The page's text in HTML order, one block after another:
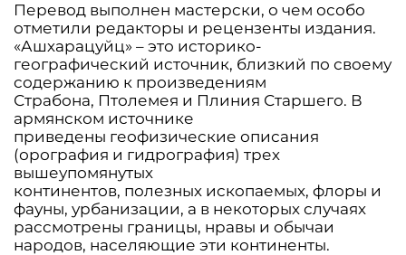
Перевод выполнен мастерски, о чем особо
отметили редакторы и рецензенты издания.
«Ашхарацуйц» – это историко-
географический источник, близкий по своему
содержанию к произведениям
Страбона, Птолемея и Плиния Старшего. В
армянском источнике
приведены геофизические описания
(орография и гидрография) трех
вышеупомянутых
континентов, полезных ископаемых, флоры и
фауны, урбанизации, а в некоторых случаях
рассмотрены границы, нравы и обычаи
народов, населяющие эти континенты.